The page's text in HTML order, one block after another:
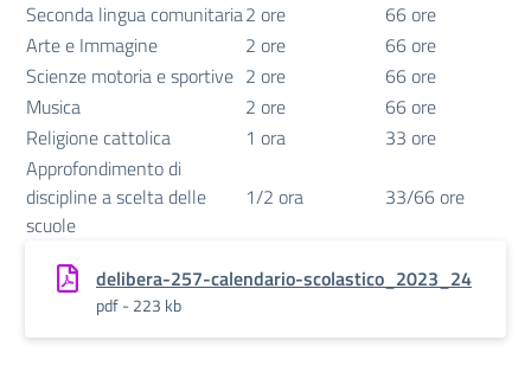
Seconda lingua comunitaria2 ore
66 ore
Arte e Immagine
2 ore
66 ore
Scienze motoria e sportive 2 ore
66 ore
Musica
2 ore
66 ore
Religione cattolica
1 ora
33 ore
Approfondimento di
discipline a scelta delle
scuole
1/2 ora 33/66 ore
delibera-257-calendario-scolastico_2023_24
pdf - 223 kb